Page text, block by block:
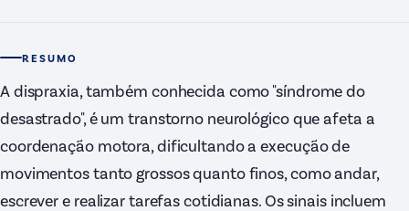
RESUMO
A dispraxia, também conhecida como "síndrome do
desastrado", é um transtorno neurológico que afeta a
coordenação motora, dificultando a execução de
movimentos tanto grossos quanto finos, como andar,
escrever e realizar tarefas cotidianas. Os sinais incluem